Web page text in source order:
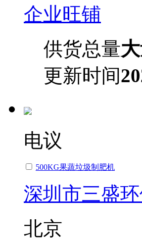
企业旺铺
供货总量
更新时间
电议
500KG果蔬垃圾制肥机
深圳市三盛
北京